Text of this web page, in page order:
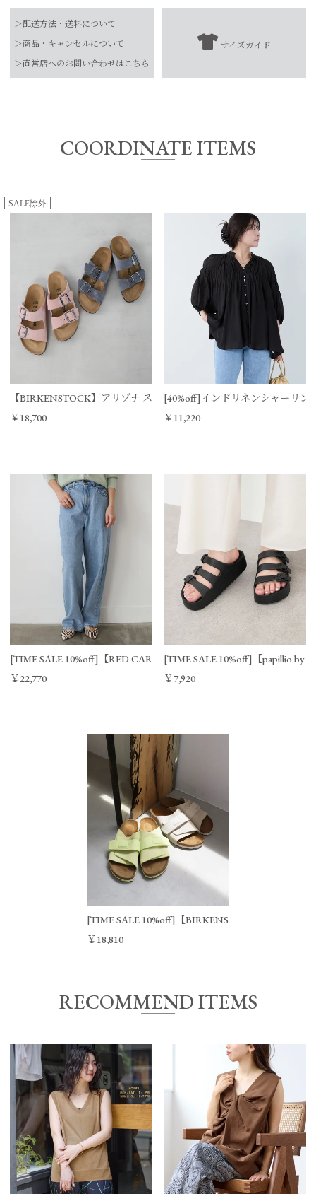
品番
0326110019
お手入れ方法
-
*詳しくは商品の取扱表示にてご確認をお願
㎝
36
23.0㎝
37
24.0㎝
【お届け希望日につきまして】
予めご了承くださいませ。
＞配送方法・送料について
＞商品・キャンセルについて
＞直営店へのお問い合わせはこちら
サイズガイド
COORDINATE ITEMS
SALE除外
【BIRKENSTOCK】アリゾナ スウェードサンダル-ARIZONA BS
￥18,700
[40%off]インドリネンシャーリン
￥11,220
[TIME SALE 10%off]【RED CARD TOKYO】Dakota-ビッグストレー
￥22,770
[TIME SALE 10%off]【papillio by
￥7,920
[TIME SALE 10%off]【BIRKENSTOCK】KYOTO/
￥18,810
RECOMMEND ITEMS